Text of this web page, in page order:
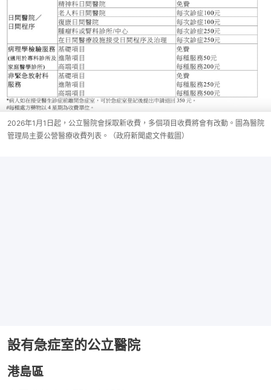
2026年1月1日起，公立醫院會採取新收費，多個項目收費將會有改動。圖為醫院
管理局主要公營醫療收費列表。（政府新聞處文件截圖）
設有急症室的公立醫院
港島區